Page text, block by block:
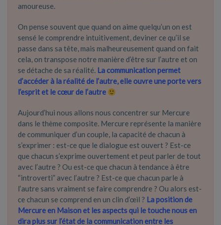
amoureuse.
On pense souvent que quand on aime quelqu’un on est
sensé le comprendre intuitivement, deviner ce qu’il se
passe dans sa tête, mais malheureusement quand on fait
cela, on transpose notre manière d’être sur l’autre et on
se détache de sa réalité. La communication permet
d’accéder à la réalité de l’autre, elle ouvre une porte vers
l’esprit et le cœur de l’autre
Aujourd’hui nous allons nous concentrer sur Mercure
dans le thème composite. Mercure représente la manière
de communiquer d’un couple, la capacité de chacun à
s’exprimer : est-ce que le dialogue est ouvert ? Est-ce
que chacun s’exprime ouvertement et peut parler de tout
avec l’autre ? Ou est-ce que chacun à tendance à être
“introverti” avec l’autre ? Est-ce que chacun parle à
l’autre sans vraiment se faire comprendre ? Ou alors est-
ce chacun se comprend en un clin d’œil ? La position de
Mercure en Maison et les aspects qui le touche nous en
dira plus sur l’état de la communication entre les